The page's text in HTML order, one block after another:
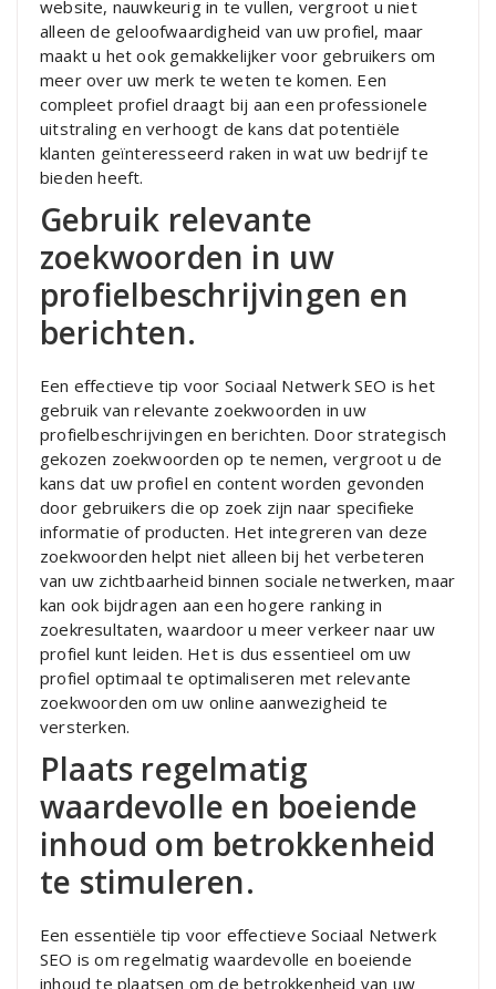
website, nauwkeurig in te vullen, vergroot u niet
alleen de geloofwaardigheid van uw profiel, maar
maakt u het ook gemakkelijker voor gebruikers om
meer over uw merk te weten te komen. Een
compleet profiel draagt bij aan een professionele
uitstraling en verhoogt de kans dat potentiële
klanten geïnteresseerd raken in wat uw bedrijf te
bieden heeft.
Gebruik relevante
zoekwoorden in uw
profielbeschrijvingen en
berichten.
Een effectieve tip voor Sociaal Netwerk SEO is het
gebruik van relevante zoekwoorden in uw
profielbeschrijvingen en berichten. Door strategisch
gekozen zoekwoorden op te nemen, vergroot u de
kans dat uw profiel en content worden gevonden
door gebruikers die op zoek zijn naar specifieke
informatie of producten. Het integreren van deze
zoekwoorden helpt niet alleen bij het verbeteren
van uw zichtbaarheid binnen sociale netwerken, maar
kan ook bijdragen aan een hogere ranking in
zoekresultaten, waardoor u meer verkeer naar uw
profiel kunt leiden. Het is dus essentieel om uw
profiel optimaal te optimaliseren met relevante
zoekwoorden om uw online aanwezigheid te
versterken.
Plaats regelmatig
waardevolle en boeiende
inhoud om betrokkenheid
te stimuleren.
Een essentiële tip voor effectieve Sociaal Netwerk
SEO is om regelmatig waardevolle en boeiende
inhoud te plaatsen om de betrokkenheid van uw